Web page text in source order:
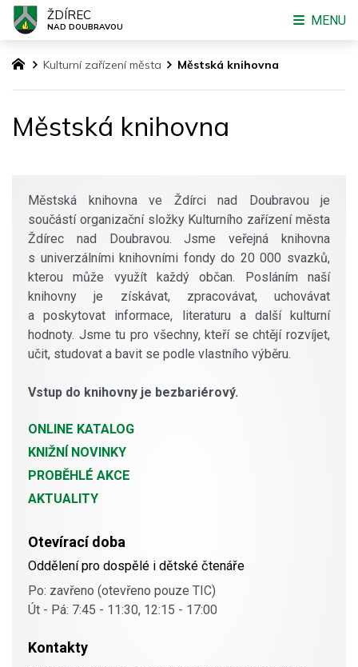
Kulturní zařízení města Městská knihovna
Městská knihovna
Městská knihovna ve Ždírci nad Doubravou je
součástí organizační složky Kulturního zařízení města
Ždírec nad Doubravou. Jsme veřejná knihovna
s univerzálními knihovními fondy do 20 000 svazků,
kterou může využít každý občan. Posláním naší
knihovny je získávat, zpracovávat, uchovávat
a poskytovat informace, literaturu a další kulturní
hodnoty. Jsme tu pro všechny, kteří se chtějí rozvíjet,
učit, studovat a bavit se podle vlastního výběru.
Vstup do knihovny je bezbariérový.
ONLINE KATALOG
KNIŽNÍ NOVINKY
PROBĚHLÉ AKCE
AKTUALITY
Otevírací doba
Oddělení pro dospělé i dětské čtenáře
Po: zavřeno (otevřeno pouze TIC)
Út - Pá: 7:45 - 11:30, 12:15 - 17:00
Kontakty
ŽDÍREC
NAD DOUBRAVOU MENU